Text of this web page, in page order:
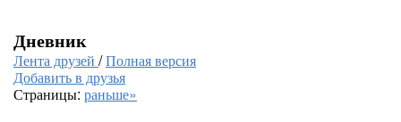
Дневник
Лента друзей /Полная версия
Добавить в друзья
Страницы: раньше»